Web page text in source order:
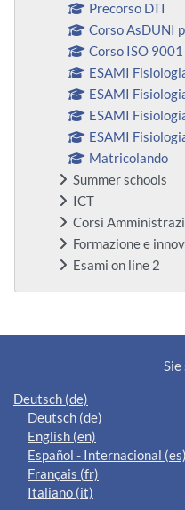
Precorso DTI
Corso AsDUNI
Corso ISO 9001
ESAMI
ESAMI
ESAMI
ESAMI
Matricolando
Summer schools
ICT
Corsi
Formazione e
Esami on line 2
Ergänzungsblöcke
Sie
Deutsch ‎(de)‎
Deutsch ‎(de)‎
English ‎(en)‎
Español - Internacional ‎(es)‎
Français ‎(fr)‎
Italiano ‎(it)‎